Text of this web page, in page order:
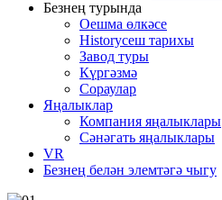
Безнең турында
Оешма өлкәсе
Historyсеш тарихы
Завод туры
Күргәзмә
Сораулар
Яңалыклар
Компания яңалыклары
Сәнәгать яңалыклары
VR
Безнең белән элемтәгә чыгу